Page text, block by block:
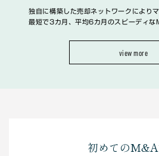
独自に構築した売却ネットワークにより
最短で3カ月、平均6カ月のスピーディな
view more
初めてのM&A